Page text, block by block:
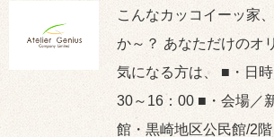
こんなカッコイーッ家
か～？ あなただけのオ
気になる方は、 ■・日
30～16：00 ■・会場／
館・黒崎地区公民館/2